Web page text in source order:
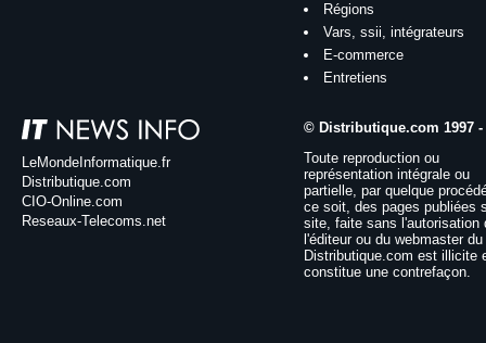
Régions
Vars, ssii, intégrateurs
E-commerce
Entretiens
LeMondeInformatique.fr
Distributique.com
CIO-Online.com
Reseaux-Telecoms.net
© Distributique.com 1997 -
Toute reproduction ou
représentation intégrale ou
partielle, par quelque
ce soit, des pages publiées
site, faite sans l'autorisation
l'éditeur ou du webmaster
Distributique.com est illicite
constitue une contrefaçon.